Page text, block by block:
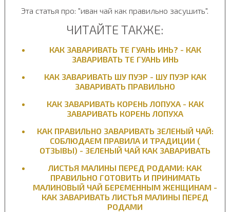
Эта статья про: "иван чай как правильно засушить".
ЧИТАЙТЕ ТАКЖЕ:
КАК ЗАВАРИВАТЬ ТЕ ГУАНЬ ИНЬ? - КАК
ЗАВАРИВАТЬ ТЕ ГУАНЬ ИНЬ
КАК ЗАВАРИВАТЬ ШУ ПУЭР - ШУ ПУЭР КАК
ЗАВАРИВАТЬ ПРАВИЛЬНО
КАК ЗАВАРИВАТЬ КОРЕНЬ ЛОПУХА - КАК
ЗАВАРИВАТЬ КОРЕНЬ ЛОПУХА
КАК ПРАВИЛЬНО ЗАВАРИВАТЬ ЗЕЛЕНЫЙ ЧАЙ:
СОБЛЮДАЕМ ПРАВИЛА И ТРАДИЦИИ (
ОТЗЫВЫ) - ЗЕЛЕНЫЙ ЧАЙ КАК ЗАВАРИВАТЬ
ЛИСТЬЯ МАЛИНЫ ПЕРЕД РОДАМИ: КАК
ПРАВИЛЬНО ГОТОВИТЬ И ПРИНИМАТЬ
МАЛИНОВЫЙ ЧАЙ БЕРЕМЕННЫМ ЖЕНЩИНАМ -
КАК ЗАВАРИВАТЬ ЛИСТЬЯ МАЛИНЫ ПЕРЕД
РОДАМИ